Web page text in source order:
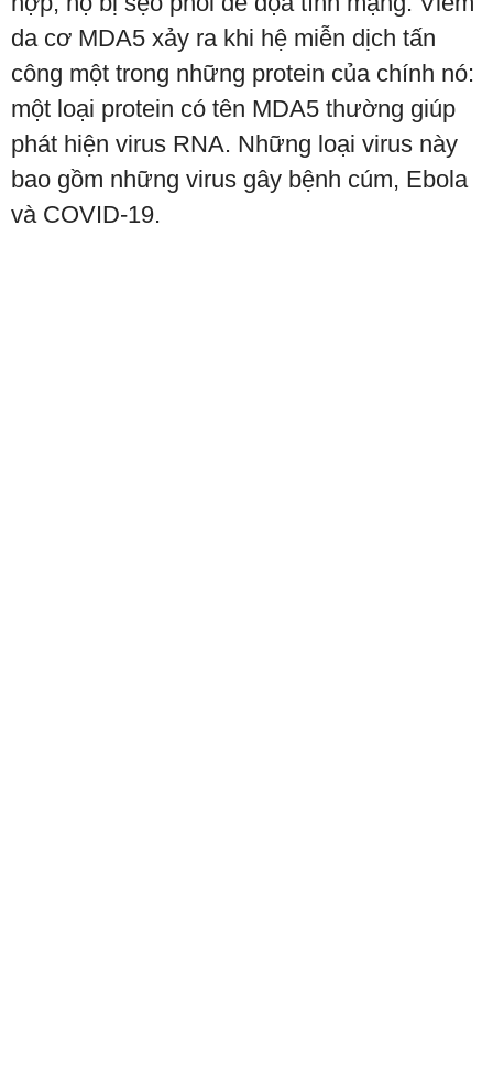
da cơ MDA5 xảy ra khi hệ miễn dịch tấn
công một trong những protein của chính nó:
một loại protein có tên MDA5 thường giúp
phát hiện virus RNA. Những loại virus này
bao gồm những virus gây bệnh cúm, Ebola
và COVID-19.